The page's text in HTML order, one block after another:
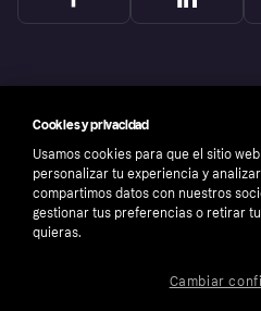
Copyright © 2005-2026 Klarna Bank AB (publ).
los derechos reservados. Klarna Bank AB (publ).
Cookies y privacidad
Usamos cookies para que el sitio
personalizar tu experiencia y
compartimos datos con nuestros
gestionar tus preferencias o retirar
quieras.
Cambiar